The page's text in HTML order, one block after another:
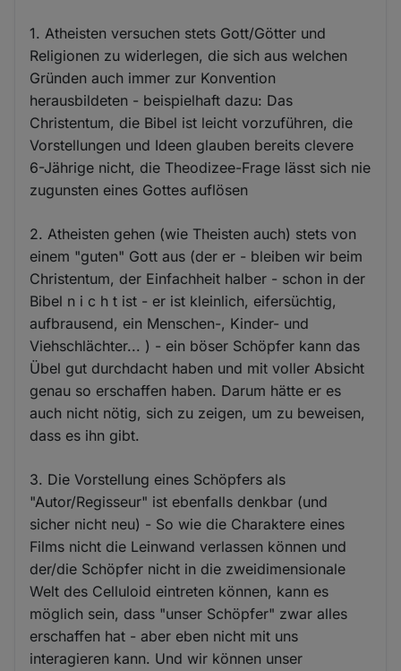
1. Atheisten versuchen stets Gott/Götter und
Religionen zu widerlegen, die sich aus welchen
Gründen auch immer zur Konvention
herausbildeten - beispielhaft dazu: Das
Christentum, die Bibel ist leicht vorzuführen, die
Vorstellungen und Ideen glauben bereits clevere
6-Jährige nicht, die Theodizee-Frage lässt sich nie
zugunsten eines Gottes auflösen
2. Atheisten gehen (wie Theisten auch) stets von
einem "guten" Gott aus (der er - bleiben wir beim
Christentum, der Einfachheit halber - schon in der
Bibel n i c h t ist - er ist kleinlich, eifersüchtig,
aufbrausend, ein Menschen-, Kinder- und
Viehschlächter... ) - ein böser Schöpfer kann das
Übel gut durchdacht haben und mit voller Absicht
genau so erschaffen haben. Darum hätte er es
auch nicht nötig, sich zu zeigen, um zu beweisen,
dass es ihn gibt.
3. Die Vorstellung eines Schöpfers als
"Autor/Regisseur" ist ebenfalls denkbar (und
sicher nicht neu) - So wie die Charaktere eines
Films nicht die Leinwand verlassen können und
der/die Schöpfer nicht in die zweidimensionale
Welt des Celluloid eintreten können, kann es
möglich sein, dass "unser Schöpfer" zwar alles
erschaffen hat - aber eben nicht mit uns
interagieren kann. Und wir können unser